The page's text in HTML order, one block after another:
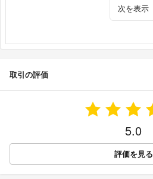
次を表示
取引の評価
5.0
評価を見る